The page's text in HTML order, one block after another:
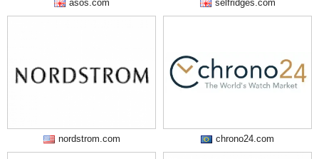
asos.com selfridges.com
nordstrom.com chrono24.com